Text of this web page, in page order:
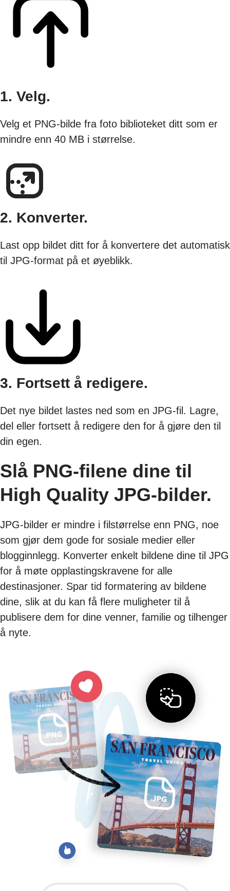
1. Velg.
Velg et PNG-bilde fra foto biblioteket ditt som er
mindre enn 40 MB i størrelse.
2. Konverter.
Last opp bildet ditt for å konvertere det automatisk
til JPG-format på et øyeblikk.
3. Fortsett å redigere.
Det nye bildet lastes ned som en JPG-fil. Lagre,
del eller fortsett å redigere den for å gjøre den til
din egen.
Slå PNG-filene dine til
High Quality JPG-bilder.
JPG-bilder er mindre i filstørrelse enn PNG, noe
som gjør dem gode for sosiale medier eller
blogginnlegg. Konverter enkelt bildene dine til JPG
for å møte opplastingskravene for alle
destinasjoner. Spar tid formatering av bildene
dine, slik at du kan få flere muligheter til å
publisere dem for dine venner, familie og tilhenger
å nyte.